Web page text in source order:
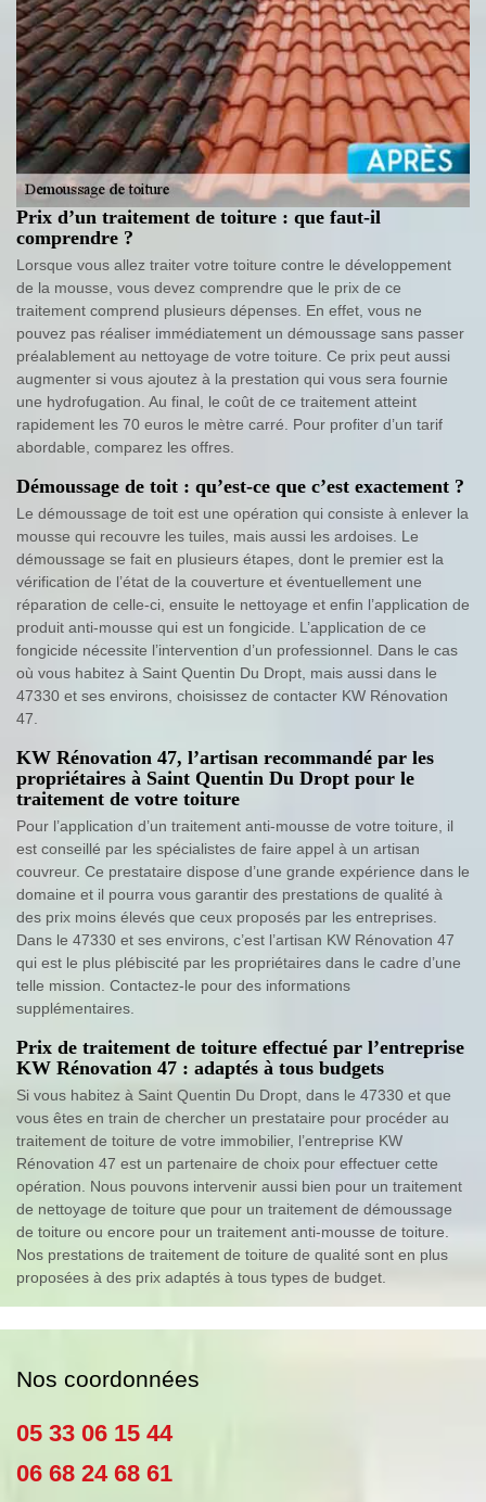
Prix d’un traitement de toiture : que faut-il
comprendre ?
Lorsque vous allez traiter votre toiture contre le développement
de la mousse, vous devez comprendre que le prix de ce
traitement comprend plusieurs dépenses. En effet, vous ne
pouvez pas réaliser immédiatement un démoussage sans passer
préalablement au nettoyage de votre toiture. Ce prix peut aussi
augmenter si vous ajoutez à la prestation qui vous sera fournie
une hydrofugation. Au final, le coût de ce traitement atteint
rapidement les 70 euros le mètre carré. Pour profiter d’un tarif
abordable, comparez les offres.
Démoussage de toit : qu’est-ce que c’est exactement ?
Le démoussage de toit est une opération qui consiste à enlever la
mousse qui recouvre les tuiles, mais aussi les ardoises. Le
démoussage se fait en plusieurs étapes, dont le premier est la
vérification de l’état de la couverture et éventuellement une
réparation de celle-ci, ensuite le nettoyage et enfin l’application de
produit anti-mousse qui est un fongicide. L’application de ce
fongicide nécessite l’intervention d’un professionnel. Dans le cas
où vous habitez à Saint Quentin Du Dropt, mais aussi dans le
47330 et ses environs, choisissez de contacter KW Rénovation
47.
KW Rénovation 47, l’artisan recommandé par les
propriétaires à Saint Quentin Du Dropt pour le
traitement de votre toiture
Pour l’application d’un traitement anti-mousse de votre toiture, il
est conseillé par les spécialistes de faire appel à un artisan
couvreur. Ce prestataire dispose d’une grande expérience dans le
domaine et il pourra vous garantir des prestations de qualité à
des prix moins élevés que ceux proposés par les entreprises.
Dans le 47330 et ses environs, c’est l’artisan KW Rénovation 47
qui est le plus plébiscité par les propriétaires dans le cadre d’une
telle mission. Contactez-le pour des informations
supplémentaires.
Prix de traitement de toiture effectué par l’entreprise
KW Rénovation 47 : adaptés à tous budgets
Si vous habitez à Saint Quentin Du Dropt, dans le 47330 et que
vous êtes en train de chercher un prestataire pour procéder au
traitement de toiture de votre immobilier, l’entreprise KW
Rénovation 47 est un partenaire de choix pour effectuer cette
opération. Nous pouvons intervenir aussi bien pour un traitement
de nettoyage de toiture que pour un traitement de démoussage
de toiture ou encore pour un traitement anti-mousse de toiture.
Nos prestations de traitement de toiture de qualité sont en plus
proposées à des prix adaptés à tous types de budget.
Nos coordonnées
05 33 06 15 44
06 68 24 68 61